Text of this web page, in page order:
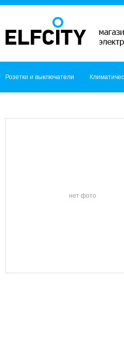
Розетки и выключатели
нет фото